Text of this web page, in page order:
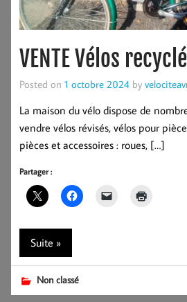
VENTE Vélos
Posted on 1 octobre 2024 by
La maison du vélo dispose de
vendre vélos révisés, vélos pour
pièces et accessoires : roues, […]
Partager :
Suite »
Non classé